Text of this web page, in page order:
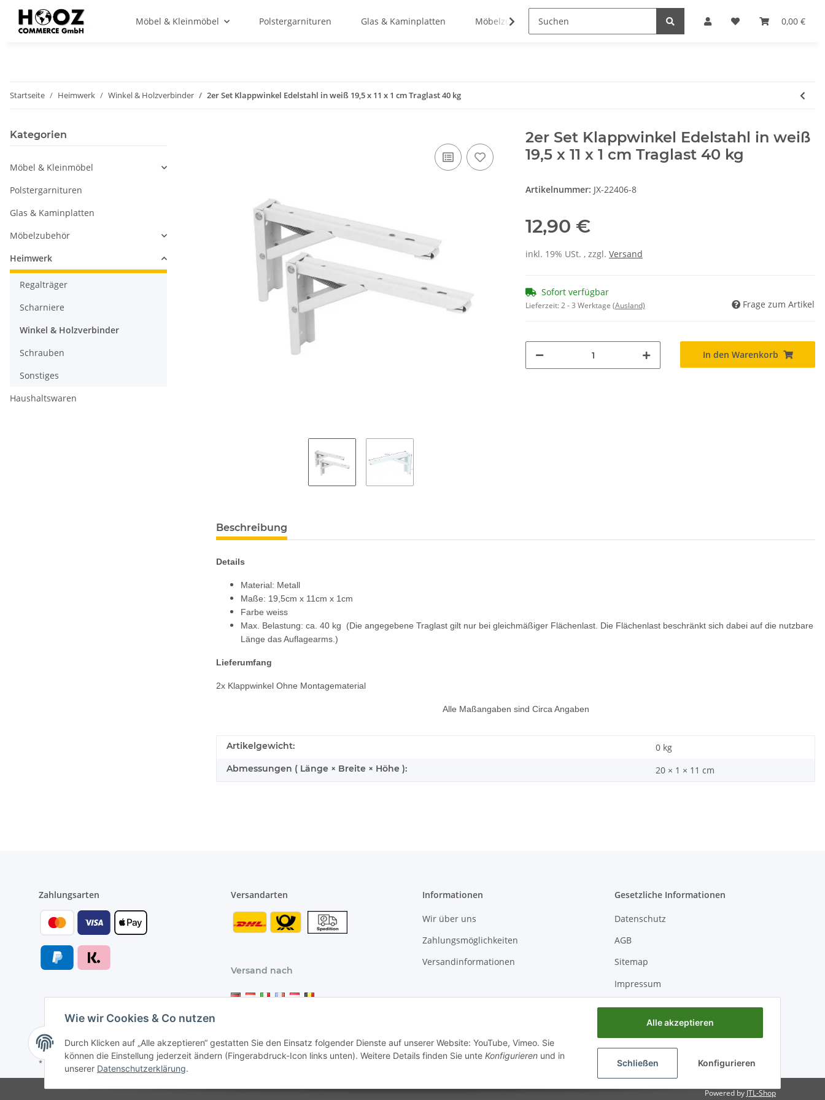
0,00 €
Möbel & Kleinmöbel Polstergarnituren Glas & Kaminplatten Möbelzubehör Haushaltswaren
Startseite Heimwerk Winkel & Holzverbinder 2er Set Klappwinkel Edelstahl in weiß 19,5 x 11 x 1 cm Traglast 40 kg
2er Set Klappwinkel Edelstahl in weiß
19,5 x 11 x 1 cm Traglast 40 kg
Artikelnummer: JX-22406-8
12,90 €
inkl. 19% USt. , zzgl. Versand
Sofort verfügbar
Lieferzeit:2 - 3 Werktage (Ausland) Frage zum Artikel
In den Warenkorb
Beschreibung
Details
Material: Metall
Maße: 19,5cm x 11cm x 1cm
Farbe weiss
Max. Belastung: ca. 40 kg (Die angegebene Traglast gilt nur bei gleichmäßiger Flächenlast. Die Flächenlast beschränkt sich dabei auf die nutzbare
Länge das Auflagearms.)
Lieferumfang
2x Klappwinkel Ohne Montagematerial
Alle Maßangaben sind Circa Angaben
Artikelgewicht: 0 kg
Abmessungen ( Länge × Breite × Höhe ): 20 × 1 × 11 cm
Kategorien
Möbel & Kleinmöbel
Polstergarnituren
Glas & Kaminplatten
Möbelzubehör
Heimwerk
Regalträger
Scharniere
Winkel & Holzverbinder
Schrauben
Sonstiges
Haushaltswaren
Zahlungsarten Versandarten
Versand nach
Informationen
Wir über uns
Zahlungsmöglichkeiten
Versandinformationen
Gesetzliche Informationen
Datenschutz
AGB
Sitemap
Impressum
Batteriegesetzhinweise
Widerrufsrecht
* Alle Preise inkl. gesetzlicher USt., zzgl. Versand
Powered by JTL-Shop
Wie wir Cookies & Co nutzen
Durch Klicken auf „Alle akzeptieren“ gestatten Sie den Einsatz folgender Dienste auf unserer Website: YouTube, Vimeo. Sie
können die Einstellung jederzeit ändern (Fingerabdruck-Icon links unten). Weitere Details finden Sie unte Konfigurieren und in
unserer Datenschutzerklärung.
Alle akzeptieren
Schließen Konfigurieren